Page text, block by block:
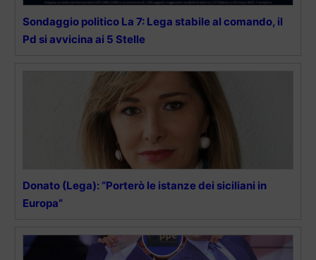
Sondaggio politico La 7: Lega stabile al comando, il
Pd si avvicina ai 5 Stelle
Donato (Lega): “Porterò le istanze dei siciliani in
Europa”